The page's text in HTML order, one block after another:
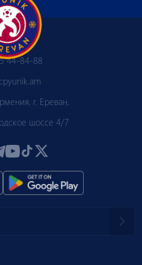
44-84-88
г. Ереван,
шоссе 4/7